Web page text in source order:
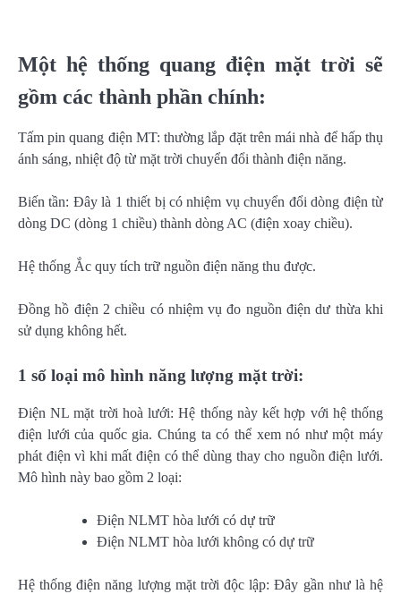
Một hệ thống quang điện mặt trời sẽ
gồm các thành phần chính:
Tấm pin quang điện MT: thường lắp đặt trên mái nhà để hấp thụ
ánh sáng, nhiệt độ từ mặt trời chuyển đổi thành điện năng.
Biến tần: Đây là 1 thiết bị có nhiệm vụ chuyển đổi dòng điện từ
dòng DC (dòng 1 chiều) thành dòng AC (điện xoay chiều).
Hệ thống Ắc quy tích trữ nguồn điện năng thu được.
Đồng hồ điện 2 chiều có nhiệm vụ đo nguồn điện dư thừa khi
sử dụng không hết.
1 số loại mô hình năng lượng mặt trời:
Điện NL mặt trời hoà lưới: Hệ thống này kết hợp với hệ thống
điện lưới của quốc gia. Chúng ta có thể xem nó như một máy
phát điện vì khi mất điện có thể dùng thay cho nguồn điện lưới.
Mô hình này bao gồm 2 loại:
Điện NLMT hòa lưới có dự trữ
Điện NLMT hòa lưới không có dự trữ
Hệ thống điện năng lượng mặt trời độc lập: Đây gần như là hệ